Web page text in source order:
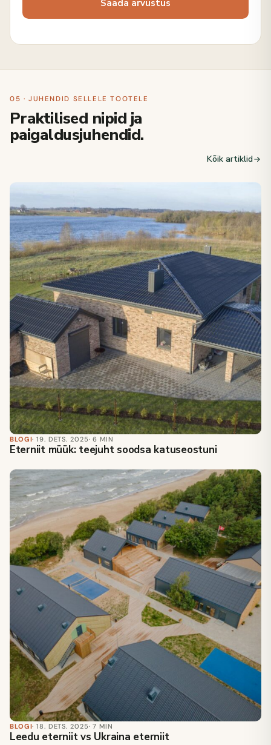
05 · JUHENDID SELLELE TOOTELE
Praktilised nipid ja
paigaldusjuhendid.
Kõik artiklid
BLOGI· 19. DETS. 2025· 6 MIN
Eterniit müük: teejuht soodsa katuseostuni
BLOGI· 18. DETS. 2025· 7 MIN
Leedu eterniit vs Ukraina eterniit